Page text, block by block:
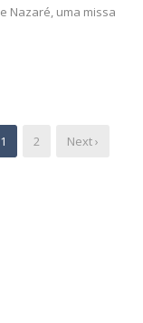
Nazaré, uma missa
1 2 Next ›